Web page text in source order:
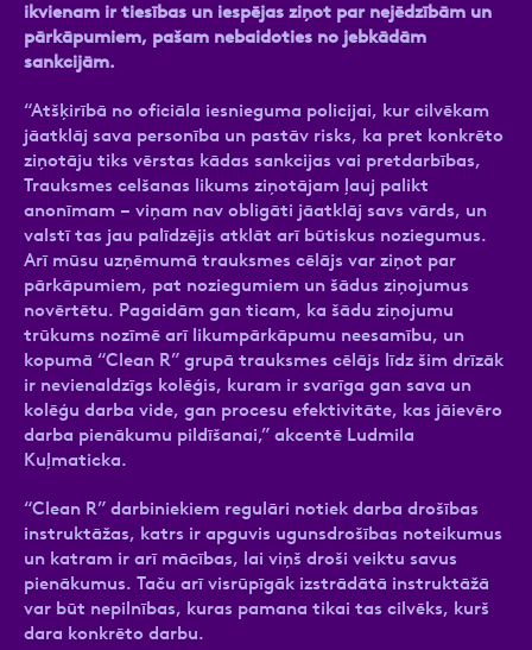
ikvienam ir tiesības un iespējas ziņot par nejēdzībām un
pārkāpumiem, pašam nebaidoties no jebkādām
sankcijām.
“Atšķirībā no oficiāla iesnieguma policijai, kur cilvēkam
jāatklāj sava personība un pastāv risks, ka pret konkrēto
ziņotāju tiks vērstas kādas sankcijas vai pretdarbības,
Trauksmes celšanas likums ziņotājam ļauj palikt
anonīmam – viņam nav obligāti jāatklāj savs vārds, un
valstī tas jau palīdzējis atklāt arī būtiskus noziegumus.
Arī mūsu uzņēmumā trauksmes cēlājs var ziņot par
pārkāpumiem, pat noziegumiem un šādus ziņojumus
novērtētu. Pagaidām gan ticam, ka šādu ziņojumu
trūkums nozīmē arī likumpārkāpumu neesamību, un
kopumā “Clean R” grupā trauksmes cēlājs līdz šim drīzāk
ir nevienaldzīgs kolēģis, kuram ir svarīga gan sava un
kolēģu darba vide, gan procesu efektivitāte, kas jāievēro
darba pienākumu pildīšanai,” akcentē Ludmila
Kuļmaticka.
“Clean R” darbiniekiem regulāri notiek darba drošības
instruktāžas, katrs ir apguvis ugunsdrošības noteikumus
un katram ir arī mācības, lai viņš droši veiktu savus
pienākumus. Taču arī visrūpīgāk izstrādātā instruktāžā
var būt nepilnības, kuras pamana tikai tas cilvēks, kurš
dara konkrēto darbu.
Kontakttālrunis
Ziņa
Atzīmējiet, ka piekrītat personas datu
apstrādei.Vairāk